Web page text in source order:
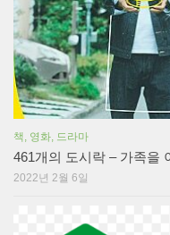
책, 영화, 드라마
461개의 도시락 – 가족을
2022년 2월 6일